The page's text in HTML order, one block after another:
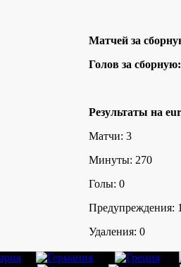
Матчей за
Голов за сборную:
Результаты на
Матчи: 3
Минуты: 270
Голы: 0
Предупреждения:
Удаления: 0